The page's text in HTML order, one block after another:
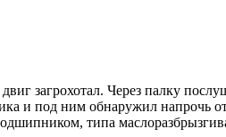
загрохотал. Через палку
и под ним обнаружил напрочь
типа